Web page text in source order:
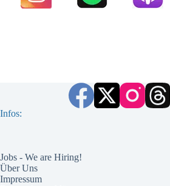
Infos:
Jobs - We are Hiring!
Über Uns
Impressum